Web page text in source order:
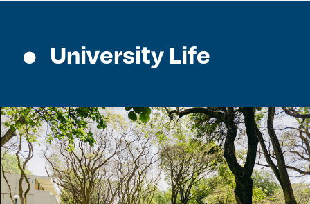
University Life